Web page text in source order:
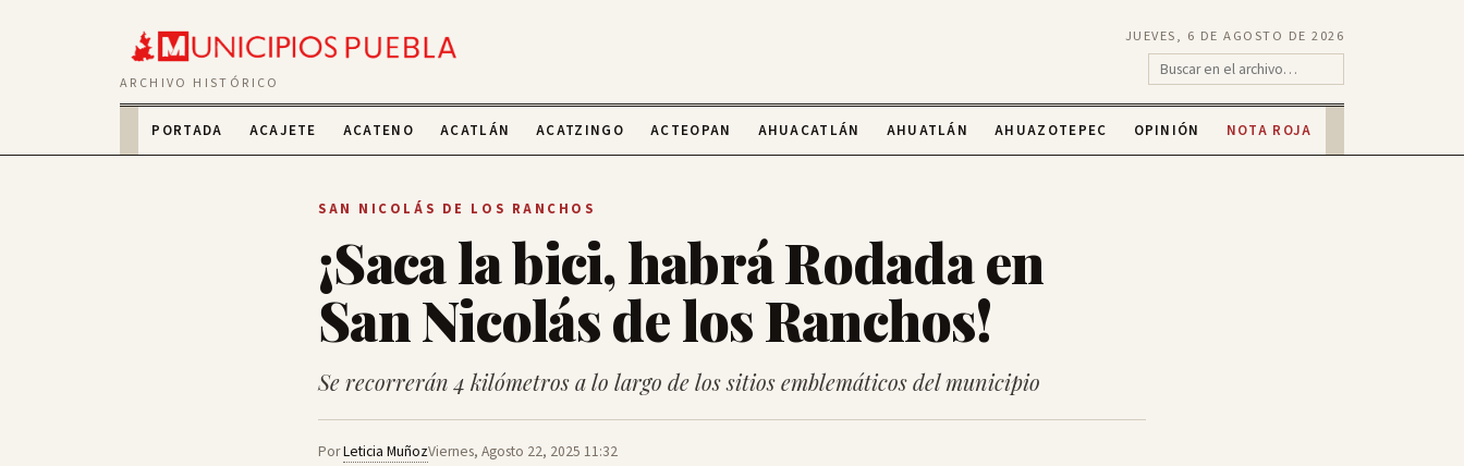
ARCHIVO HISTÓRICO
JUEVES, 6 DE AGOSTO DE 2026
PORTADA ACAJETE ACATENO ACATLÁN ACATZINGO ACTEOPAN AHUACATLÁN AHUATLÁN AHUAZOTEPEC OPINIÓN NOTA ROJA
SAN NICOLÁS DE LOS RANCHOS
¡Saca la bici, habrá Rodada en
San Nicolás de los Ranchos!
Se recorrerán 4 kilómetros a lo largo de los sitios emblemáticos del municipio
PorLeticia MuñozViernes, Agosto 22, 2025 11:32